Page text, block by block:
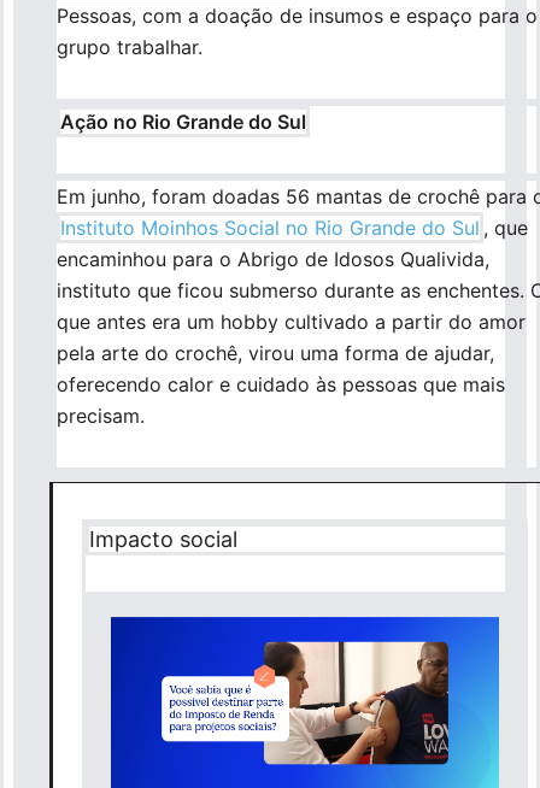
Pessoas, com a doação de insumos e espaço para o
grupo trabalhar.
Ação no Rio Grande do Sul
Em junho, foram doadas 56 mantas de crochê para
Instituto Moinhos Social no Rio Grande do Sul , que
encaminhou para o Abrigo de Idosos Qualivida,
instituto que ficou submerso durante as enchentes.
que antes era um hobby cultivado a partir do amor
pela arte do crochê, virou uma forma de ajudar,
oferecendo calor e cuidado às pessoas que mais
precisam.
Impacto social